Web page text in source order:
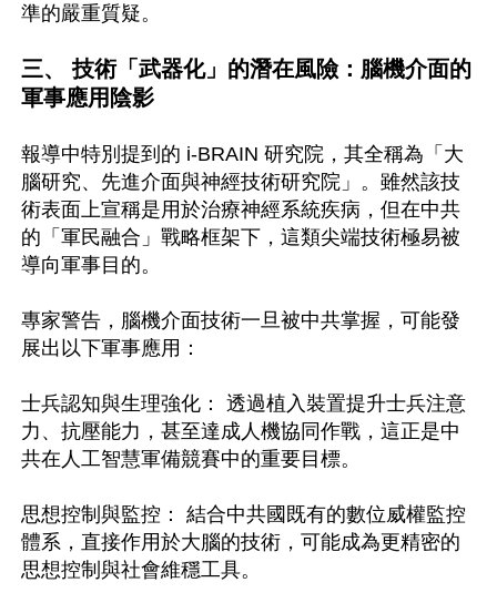
準的嚴重質疑。
三、 技術「武器化」的潛在風險：腦機介面的
軍事應用陰影
報導中特別提到的 i-BRAIN 研究院，其全稱為「大
腦研究、先進介面與神經技術研究院」。雖然該技
術表面上宣稱是用於治療神經系統疾病，但在中共
的「軍民融合」戰略框架下，這類尖端技術極易被
導向軍事目的。
專家警告，腦機介面技術一旦被中共掌握，可能發
展出以下軍事應用：
士兵認知與生理強化： 透過植入裝置提升士兵注意
力、抗壓能力，甚至達成人機協同作戰，這正是中
共在人工智慧軍備競賽中的重要目標。
思想控制與監控： 結合中共國既有的數位威權監控
體系，直接作用於大腦的技術，可能成為更精密的
思想控制與社會維穩工具。